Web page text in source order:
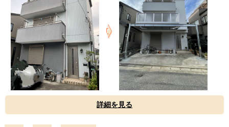
詳細を見る